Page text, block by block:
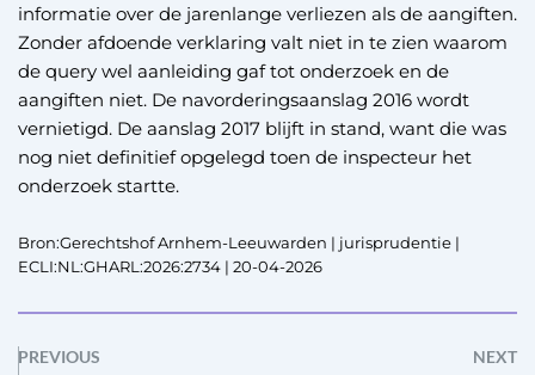
informatie over de jarenlange verliezen als de aangiften.
Zonder afdoende verklaring valt niet in te zien waarom
de query wel aanleiding gaf tot onderzoek en de
aangiften niet. De navorderingsaanslag 2016 wordt
vernietigd. De aanslag 2017 blijft in stand, want die was
nog niet definitief opgelegd toen de inspecteur het
onderzoek startte.
Bron:Gerechtshof Arnhem-Leeuwarden | jurisprudentie |
ECLI:NL:GHARL:2026:2734 | 20-04-2026
PREVIOUS NEXT